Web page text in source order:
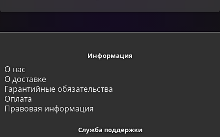
Информация
О нас
О доставке
Гарантийные обязательства
Оплата
Правовая информация
Служба поддержки